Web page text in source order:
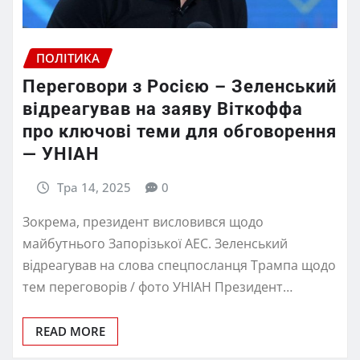
ПОЛІТИКА
Переговори з Росією – Зеленський
відреагував на заяву Віткоффа
про ключові теми для обговорення
— УНІАН
Тра 14, 2025 0
Зокрема, президент висловився щодо
майбутнього Запорізької АЕС. Зеленський
відреагував на слова спецпосланця Трампа щодо
тем переговорів / фото УНІАН Президент…
READ MORE